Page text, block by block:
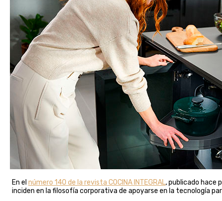
En el número 140 de la revista COCINA INTEGRAL, publicado hace
inciden en la filosofía corporativa de apoyarse en la tecnología